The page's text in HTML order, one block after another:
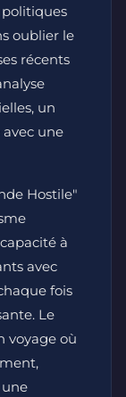
oublier le
récents
un
une
Hostile"
à
avec
fois
Le
voyage où